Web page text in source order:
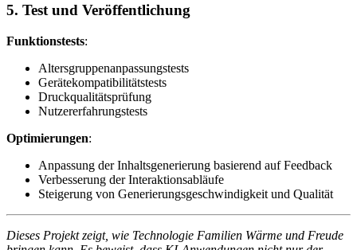
5. Test und Veröffentlichung
Funktionstests:
Altersgruppenanpassungstests
Gerätekompatibilitätstests
Druckqualitätsprüfung
Nutzererfahrungstests
Optimierungen:
Anpassung der Inhaltsgenerierung basierend auf Feedback
Verbesserung der Interaktionsabläufe
Steigerung von Generierungsgeschwindigkeit und Qualität
Dieses Projekt zeigt, wie Technologie Familien Wärme und Freude